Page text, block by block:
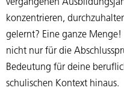
vergangenen
konzentrieren,
gelernt? Eine ganze
nicht nur für die
Bedeutung für deine
schulischen Kontext hinaus.